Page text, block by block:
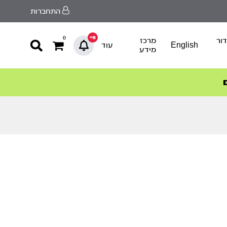
התחברות
English
מרכז
מידע
עוד
9+
0